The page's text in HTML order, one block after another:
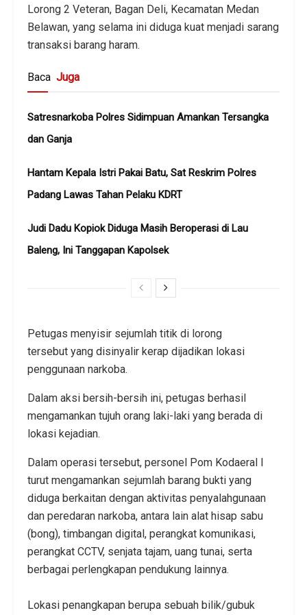
Lorong 2 Veteran, Bagan Deli, Kecamatan Medan
Belawan, yang selama ini diduga kuat menjadi sarang
transaksi barang haram.
Baca Juga
Satresnarkoba Polres Sidimpuan Amankan Tersangka
dan Ganja
Hantam Kepala Istri Pakai Batu, Sat Reskrim Polres
Padang Lawas Tahan Pelaku KDRT
Judi Dadu Kopiok Diduga Masih Beroperasi di Lau
Baleng, Ini Tanggapan Kapolsek
Petugas menyisir sejumlah titik di lorong
tersebut yang disinyalir kerap dijadikan lokasi
penggunaan narkoba.
Dalam aksi bersih-bersih ini, petugas berhasil
mengamankan tujuh orang laki-laki yang berada di
lokasi kejadian.
Dalam operasi tersebut, personel Pom Kodaeral I
turut mengamankan sejumlah barang bukti yang
diduga berkaitan dengan aktivitas penyalahgunaan
dan peredaran narkoba, antara lain alat hisap sabu
(bong), timbangan digital, perangkat komunikasi,
perangkat CCTV, senjata tajam, uang tunai, serta
berbagai perlengkapan pendukung lainnya.
‎Lokasi penangkapan berupa sebuah bilik/gubuk